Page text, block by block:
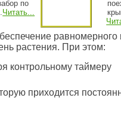
по
Читать...
равномерного
растения. При этом:
контрольному таймеру
приходится